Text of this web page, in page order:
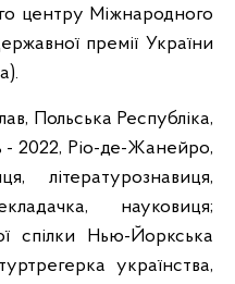
центру Міжнародного
премії України
Польська Республіка,
- 2022, Ріо-де-Жанейро,
літературознавиця,
науковиця;
спілки Нью-Йоркська
українства,